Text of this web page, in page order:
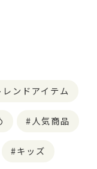
レンドアイテム
人気商品
キッズ